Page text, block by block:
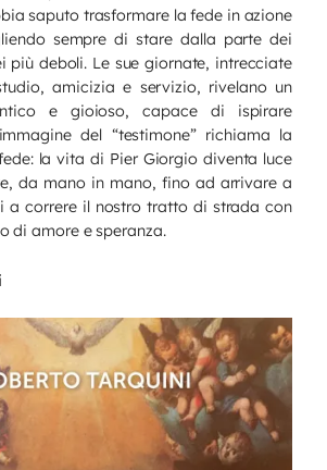
saputo trasformare la fede in azione
sempre di stare dalla parte dei
più deboli. Le sue giornate, intrecciate
amicizia e servizio, rivelano un
e gioioso, capace di ispirare
del “testimone” richiama la
la vita di Pier Giorgio diventa luce
da mano in mano, fino ad arrivare a
a correre il nostro tratto di strada con
di amore e speranza.